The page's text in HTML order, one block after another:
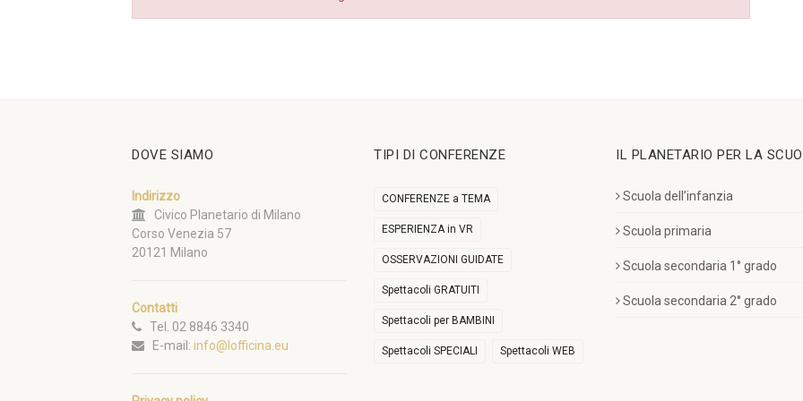
DOVE SIAMO
Indirizzo
Civico Planetario di Milano
Corso Venezia 57
20121 Milano
Contatti
Tel. 02 8846 3340
E-mail: info@lofficina.eu
TIPI DI CONFERENZE
CONFERENZE a TEMA
ESPERIENZA in VR
OSSERVAZIONI GUIDATE
Spettacoli GRATUITI
Spettacoli per BAMBINI
Spettacoli SPECIALI Spettacoli WEB
IL PLANETARIO PER LA
Scuola dell’infanzia
Scuola primaria
Scuola secondaria 1° grado
Scuola secondaria 2° grado